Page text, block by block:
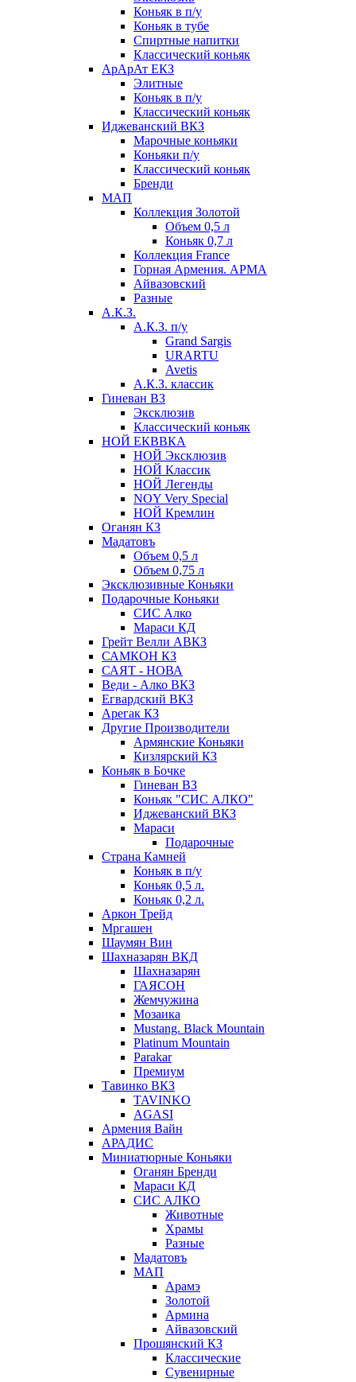
Коньяк в п/у
Коньяк в тубе
Спиртные напитки
Классический коньяк
АрАрАт ЕКЗ
Элитные
Коньяк в п/у
Классический коньяк
Иджеванский ВКЗ
Марочные коньяки
Коньяки п/у
Классический коньяк
Бренди
МАП
Коллекция Золотой
Объем 0,5 л
Коньяк 0,7 л
Коллекция France
Горная Армения. АРМА
Айвазовский
Разные
А.К.З.
А.К.З. п/у
Grand Sargis
URARTU
Avetis
А.К.З. классик
Гиневан ВЗ
Эксклюзив
Классический коньяк
НОЙ ЕКВВКА
НОЙ Эксклюзив
НОЙ Классик
НОЙ Легенды
NOY Very Speсial
НОЙ Кремлин
Оганян КЗ
Мадатовъ
Объем 0,5 л
Объем 0,75 л
Эксклюзивные Коньяки
Подарочные Коньяки
СИС Алко
Мараси КД
Грейт Велли АВКЗ
САМКОН КЗ
САЯТ - НОВА
Веди - Алко ВКЗ
Егвардский ВКЗ
Арегак КЗ
Другие Производители
Армянские Коньяки
Кизлярский КЗ
Коньяк в Бочке
Гиневан ВЗ
Коньяк "СИС АЛКО"
Иджеванский ВКЗ
Мараси
Подарочные
Страна Камней
Коньяк в п/у
Коньяк 0,5 л.
Коньяк 0,2 л.
Аркон Трейд
Мргашен
Шаумян Вин
Шахназарян ВКД
Шахназарян
ГАЯСОН
Жемчужина
Мозаика
Mustang. Black Mountain
Platinum Mountain
Parakar
Премиум
Тавинко ВКЗ
TAVINKO
AGASI
Армения Вайн
АРАДИС
Миниатюрные Коньяки
Оганян Бренди
Мараси КД
СИС АЛКО
Животные
Храмы
Разные
Мадатовъ
МАП
Арамэ
Золотой
Армина
Айвазовский
Прошянский КЗ
Классические
Сувенирные